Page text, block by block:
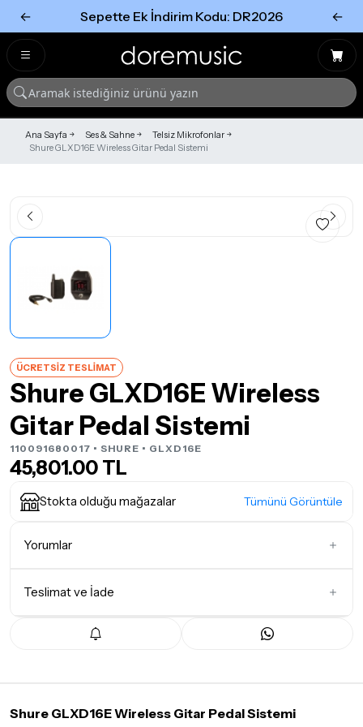
← Sepette Ek İndirim Kodu: DR2026 ←
Ana Sayfa Ses & Sahne
Telsiz Mikrofonlar
Shure GLXD16E Wireless Gitar Pedal Sistemi
ÜCRETSİZ TESLİMAT
Shure GLXD16E Wireless
Gitar Pedal Sistemi
110091680017 • SHURE • GLXD16E
45,801.00 TL
Stokta olduğu mağazalar Tümünü Görüntüle
Yorumlar
Teslimat ve İade
Teslimat Koşulları
tatil günlerinde teslimat yapılamamaktadır.
Shure GLXD16E Wireless Gitar Pedal Sistemi
Tümünü Gör
Tümünü gör